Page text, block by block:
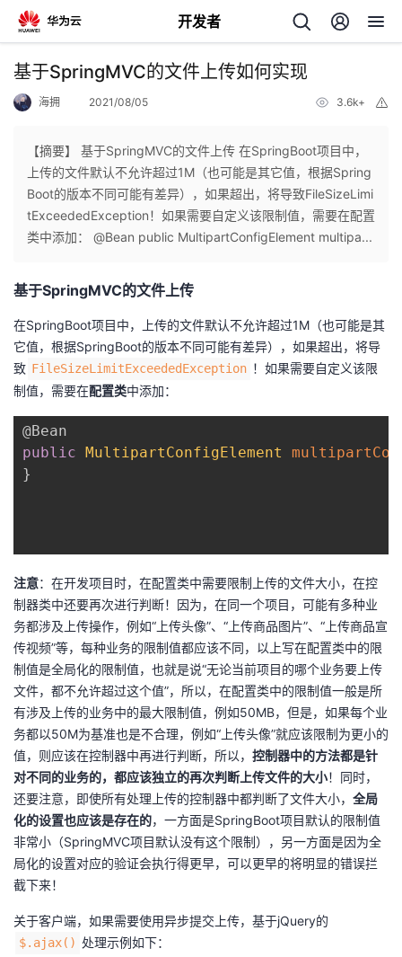
开发者
返
个
主
页
的
开
发
者
客
论
坛
的
圈
子
我
的
直
播
我
的
活
动
我
的
关
注
我
的
开
发
者
我
的
Programs
我
的
支
基于SpringMVC的文件上传如何实现
海拥 2021/08/05 3.6k+
【摘要】 基于SpringMVC的文件上传 在SpringBoot项目中，
上传的文件默认不允许超过1M（也可能是其它值，根据Spring
Boot的版本不同可能有差异），如果超出，将导致FileSizeLimi
tExceededException！如果需要自定义该限制值，需要在配置
类中添加： @Bean public MultipartConfigElement multipa...
基于SpringMVC的文件上传
在SpringBoot项目中，上传的文件默认不允许超过1M（也可能是其
它值，根据SpringBoot的版本不同可能有差异），如果超出，将导
致 FileSizeLimitExceededException ！如果需要自定义该限
制值，需要在配置类中添加：
@Bean
public MultipartConfigElement
}
注意：在开发项目时，在配置类中需要限制上传的文件大小，在控
制器类中还要再次进行判断！因为，在同一个项目，可能有多种业
务都涉及上传操作，例如“上传头像”、“上传商品图片”、“上传商品宣
传视频”等，每种业务的限制值都应该不同，以上写在配置类中的限
制值是全局化的限制值，也就是说“无论当前项目的哪个业务要上传
文件，都不允许超过这个值”，所以，在配置类中的限制值一般是所
有涉及上传的业务中的最大限制值，例如50MB，但是，如果每个业
务都以50M为基准也是不合理，例如“上传头像”就应该限制为更小的
值，则应该在控制器中再进行判断，所以， 控制器中的方法都是针
对不同的业务的，都应该独立的再次判断上传文件的大小！同时，
还要注意，即使所有处理上传的控制器中都判断了文件大小， 全局
化的设置也应该是存在的，一方面是SpringBoot项目默认的限制值
非常小（SpringMVC项目默认没有这个限制），另一方面是因为全
局化的设置对应的验证会执行得更早，可以更早的将明显的错误拦
截下来！
关于客户端，如果需要使用异步提交上传，基于jQuery的
$.ajax() 处理示例如下：